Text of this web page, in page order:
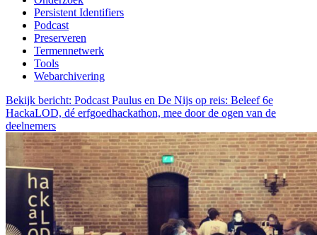
Persistent Identifiers
Podcast
Preserveren
Termennetwerk
Tools
Webarchivering
Bekijk bericht: Podcast Paulus en De Nijs op reis: Beleef 6e
HackaLOD, dé erfgoedhackathon, mee door de ogen van de
deelnemers